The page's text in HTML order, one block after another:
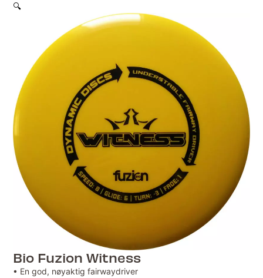
🔍
Bio Fuzion Witness
• En god, nøyaktig fairwaydriver